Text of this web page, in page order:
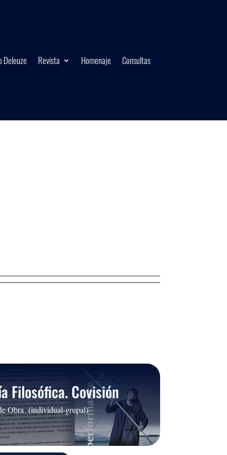
Deleuze Revista Homenaje Consultas
Filosófica. Covisión
Obra (individual-grupal)